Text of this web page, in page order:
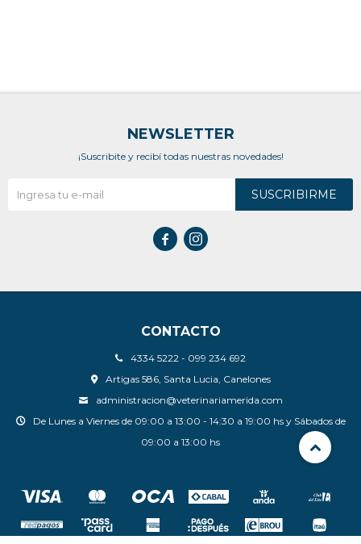
CONTACTO
4334 5222 - 099 234 692
Artigas 586, Santa Lucia, Canelones
administracion@veterinariamerida.com
De Lunes a Viernes de 09:00 a 13:00 - 14:30 a 19:00 hs y Sábados de
09:00 a 13:00 hs
NEWSLETTER
¡Suscribite y recibí todas nuestras novedades!
SUSCRIBIRME
 